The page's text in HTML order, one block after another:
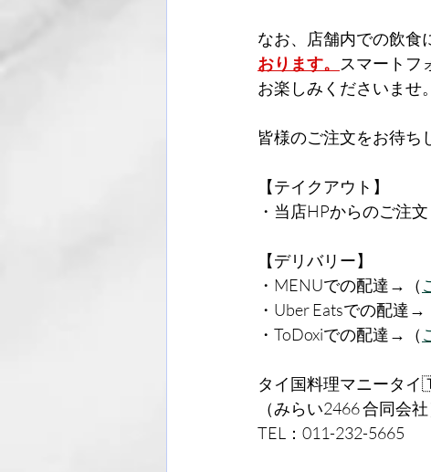
なお、店舗内での飲食
おります。
スマートフ
お楽しみくださいませ。
皆様のご注文をお待ち
【テイクアウト】
・当店HPからのご注文
【デリバリー】
・MENUでの配達→（
・Uber Eatsでの配達→
・ToDoxiでの配達→（
タイ国料理マニータ
（みらい2466 合同会社
TEL：011-232-5665